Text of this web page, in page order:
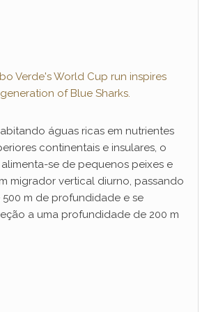
Verde's World Cup run inspires
of Blue Sharks.
águas ricas em nutrientes
continentais e insulares, o
se de pequenos peixes e
migrador vertical diurno, passando
m de profundidade e se
a uma profundidade de 200 m